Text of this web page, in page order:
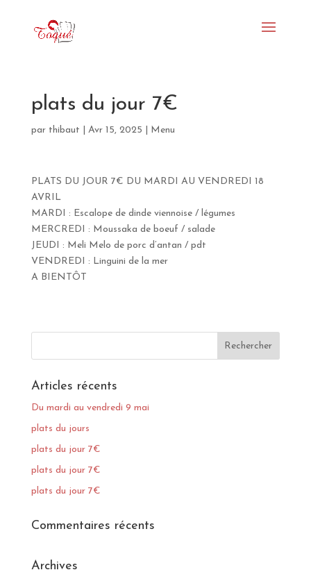
plats du jour 7€
par thibaut Avr 15, 2025 Menu
PLATS DU JOUR 7€ DU MARDI AU VENDREDI 18
AVRIL
MARDI : Escalope de dinde viennoise / légumes
MERCREDI : Moussaka de boeuf / salade
JEUDI : Meli Melo de porc d’antan / pdt
VENDREDI : Linguini de la mer
A BIENTÔT
Articles récents
Du mardi au vendredi 9 mai
plats du jours
plats du jour 7€
plats du jour 7€
plats du jour 7€
Commentaires récents
Archives